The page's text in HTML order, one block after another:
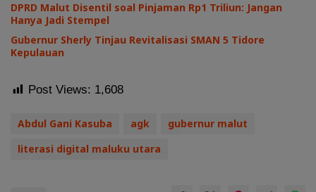
DPRD Malut Disentil soal Pinjaman Rp1 Triliun: Jangan
Hanya Jadi Stempel
Gubernur Sherly Tinjau Revitalisasi SMAN 5 Tidore
Kepulauan
Post Views: 1,608
Abdul Gani Kasuba agk
gubernur malut
literasi digital maluku utara